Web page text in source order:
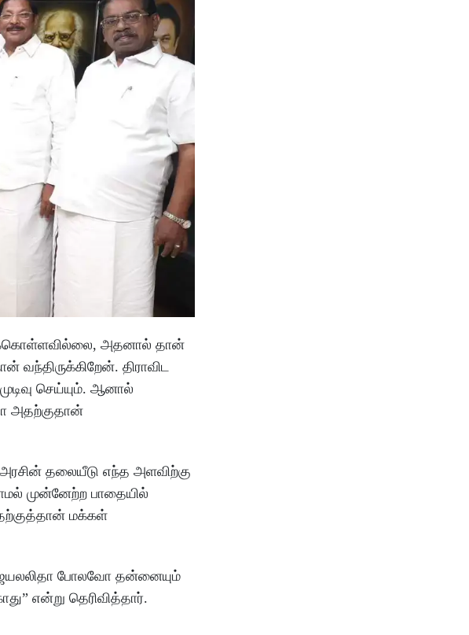
அதனால் தான்
திராவிட
செய்யும். ஆனால்
அதற்குதான்
தலையீடு எந்த அளவிற்கு
முன்னேற்ற பாதையில்
மக்கள்
ஜெயலலிதா போலவோ தன்னையும்
என்று தெரிவித்தார்.